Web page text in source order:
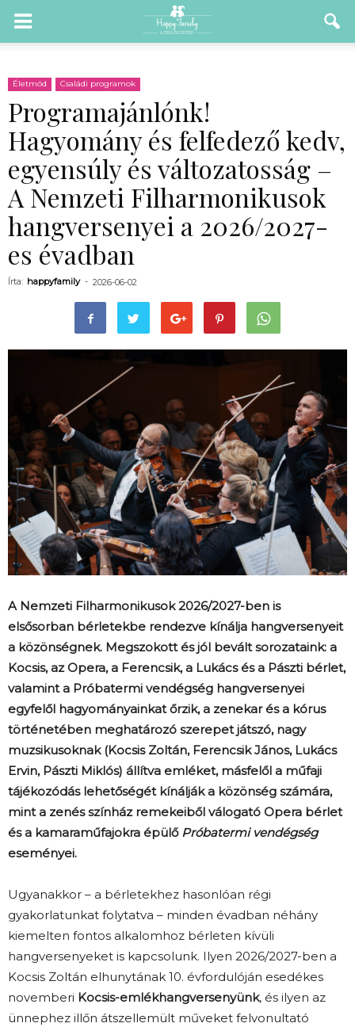
Életmód Családi programok
Programajánlónk!
Hagyomány és felfedező kedv,
egyensúly és változatosság –
A Nemzeti Filharmonikusok
hangversenyei a 2026/2027-
es évadban
Írta: happyfamily - 2026-06-02
A Nemzeti Filharmonikusok 2026/2027-ben is
elsősorban bérletekbe rendezve kínálja hangversenyeit
a közönségnek. Megszokott és jól bevált sorozataink: a
Kocsis, az Opera, a Ferencsik, a Lukács és a Pászti bérlet,
valamint a Próbatermi vendégség hangversenyei
egyfelől hagyományainkat őrzik, a zenekar és a kórus
történetében meghatározó szerepet játszó, nagy
muzsikusoknak (Kocsis Zoltán, Ferencsik János, Lukács
Ervin, Pászti Miklós) állítva emléket, másfelől a műfaji
tájékozódás lehetőségét kínálják a közönség számára,
mint a zenés színház remekeiből válogató Opera bérlet
és a kamaraműfajokra épülő Próbatermi vendégség
eseményei.
Ugyanakkor – a bérletekhez hasonlóan régi
gyakorlatunkat folytatva – minden évadban néhány
kiemelten fontos alkalomhoz bérleten kívüli
hangversenyeket is kapcsolunk. Ilyen 2026/2027-ben a
Kocsis Zoltán elhunytának 10. évfordulóján esedékes
novemberi Kocsis-emlékhangversenyünk, és ilyen az
ünnephez illőn átszellemült műveket felvonultató